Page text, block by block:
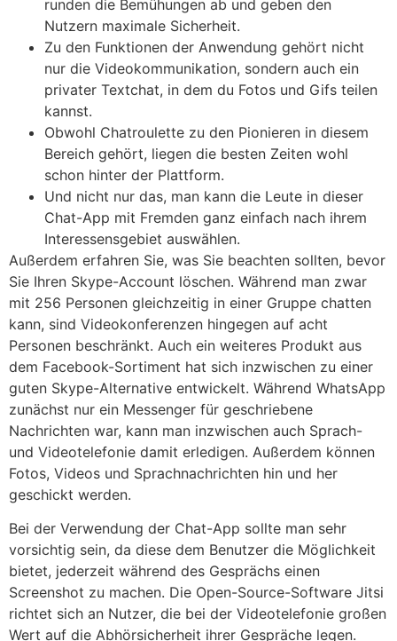
runden die Bemühungen ab und geben den
Nutzern maximale Sicherheit.
Zu den Funktionen der Anwendung gehört nicht
nur die Videokommunikation, sondern auch ein
privater Textchat, in dem du Fotos und Gifs teilen
kannst.
Obwohl Chatroulette zu den Pionieren in diesem
Bereich gehört, liegen die besten Zeiten wohl
schon hinter der Plattform.
Und nicht nur das, man kann die Leute in dieser
Chat-App mit Fremden ganz einfach nach ihrem
Interessensgebiet auswählen.
Außerdem erfahren Sie, was Sie beachten sollten, bevor
Sie Ihren Skype-Account löschen. Während man zwar
mit 256 Personen gleichzeitig in einer Gruppe chatten
kann, sind Videokonferenzen hingegen auf acht
Personen beschränkt. Auch ein weiteres Produkt aus
dem Facebook-Sortiment hat sich inzwischen zu einer
guten Skype-Alternative entwickelt. Während WhatsApp
zunächst nur ein Messenger für geschriebene
Nachrichten war, kann man inzwischen auch Sprach-
und Videotelefonie damit erledigen. Außerdem können
Fotos, Videos und Sprachnachrichten hin und her
geschickt werden.
Bei der Verwendung der Chat-App sollte man sehr
vorsichtig sein, da diese dem Benutzer die Möglichkeit
bietet, jederzeit während des Gesprächs einen
Screenshot zu machen. Die Open-Source-Software Jitsi
richtet sich an Nutzer, die bei der Videotelefonie großen
Wert auf die Abhörsicherheit ihrer Gespräche legen.